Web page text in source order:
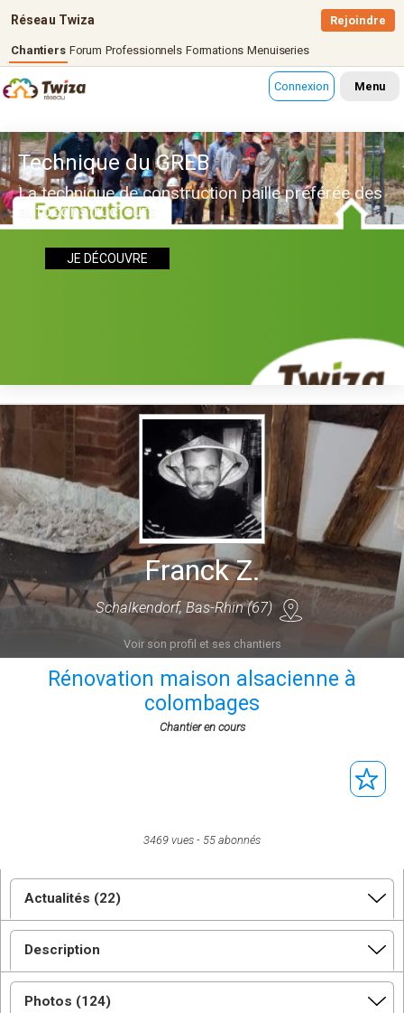
Réseau Twiza
Chantiers Forum Professionnels Formations Menuiseries
Rejoindre
Connexion Menu
Technique du GREB
La technique de construction paille préférée des
autoconstructeurs
JE DÉCOUVRE
Franck Z.
Schalkendorf, Bas-Rhin (67)
Voir son profil et ses chantiers
Rénovation maison alsacienne à
colombages
Chantier en cours
3469 vues 55 abonnés
Actualités (22)
Description
Photos (124)